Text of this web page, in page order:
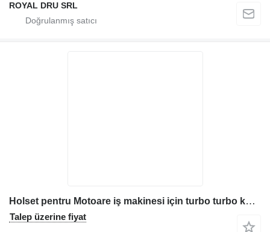
ROYAL DRU SRL
Holset pentru Motoare iş makinesi için turbo turbo kompresör
Talep üzerine fiyat